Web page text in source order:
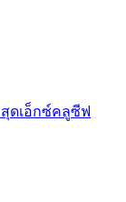
สุดเอ็กซ์คลูซีฟ